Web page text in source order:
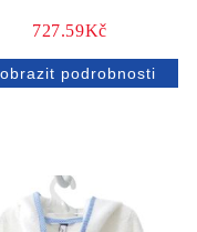
727.59Kč
podrobnosti